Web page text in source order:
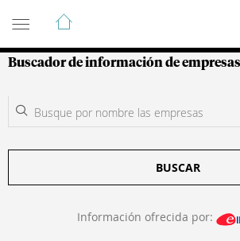
Guía de Empresas
Buscador de información de empresas
BUSCAR
Información ofrecida por: